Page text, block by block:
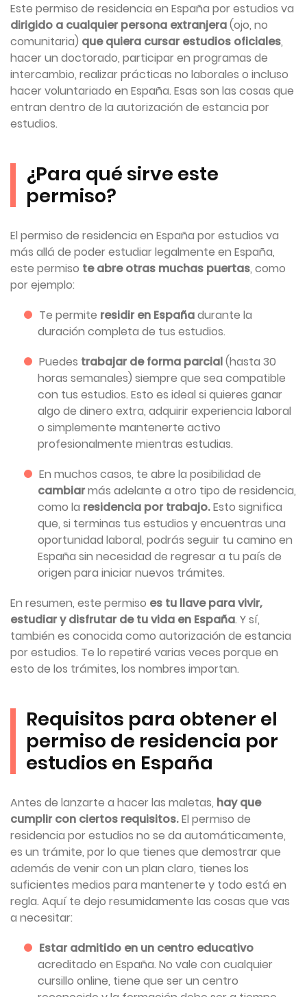
Este permiso de residencia en España por estudios va
dirigido a cualquier persona extranjera(ojo, no
comunitaria) que quiera cursar estudios oficiales,
hacer un doctorado, participar en programas de
intercambio, realizar prácticas no laborales o incluso
hacer voluntariado en España. Esas son las cosas que
entran dentro de la autorización de estancia por
estudios.
¿Para qué sirve este
permiso?
El permiso de residencia en España por estudios va
más allá de poder estudiar legalmente en España,
este permiso te abre otras muchas puertas, como
por ejemplo:
Te permite residir en Españadurante la
duración completa de tus estudios.
Puedes trabajar de forma parcial(hasta 30
horas semanales) siempre que sea compatible
con tus estudios. Esto es ideal si quieres ganar
algo de dinero extra, adquirir experiencia laboral
o simplemente mantenerte activo
profesionalmente mientras estudias.
En muchos casos, te abre la posibilidad de
cambiarmás adelante a otro tipo de residencia,
como la residencia por trabajo.Esto significa
que, si terminas tus estudios y encuentras una
oportunidad laboral, podrás seguir tu camino en
España sin necesidad de regresar a tu país de
origen para iniciar nuevos trámites.
En resumen, este permiso es tu llave para vivir,
estudiar y disfrutar de tu vida en España. Y sí,
también es conocida como autorización de estancia
por estudios. Te lo repetiré varias veces porque en
esto de los trámites, los nombres importan.
Requisitos para obtener el
permiso de residencia por
estudios en España
Antes de lanzarte a hacer las maletas, hay que
cumplir con ciertos requisitos.El permiso de
residencia por estudios no se da automáticamente,
es un trámite, por lo que tienes que demostrar que
además de venir con un plan claro, tienes los
suficientes medios para mantenerte y todo está en
regla. Aquí te dejo resumidamente las cosas que vas
a necesitar:
Estar admitido en un centro educativo
acreditado en España. No vale con cualquier
cursillo online, tiene que ser un centro